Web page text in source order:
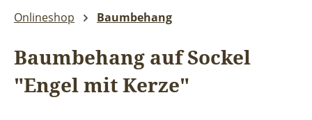
Onlineshop Baumbehang
Baumbehang auf Sockel
"Engel mit Kerze"